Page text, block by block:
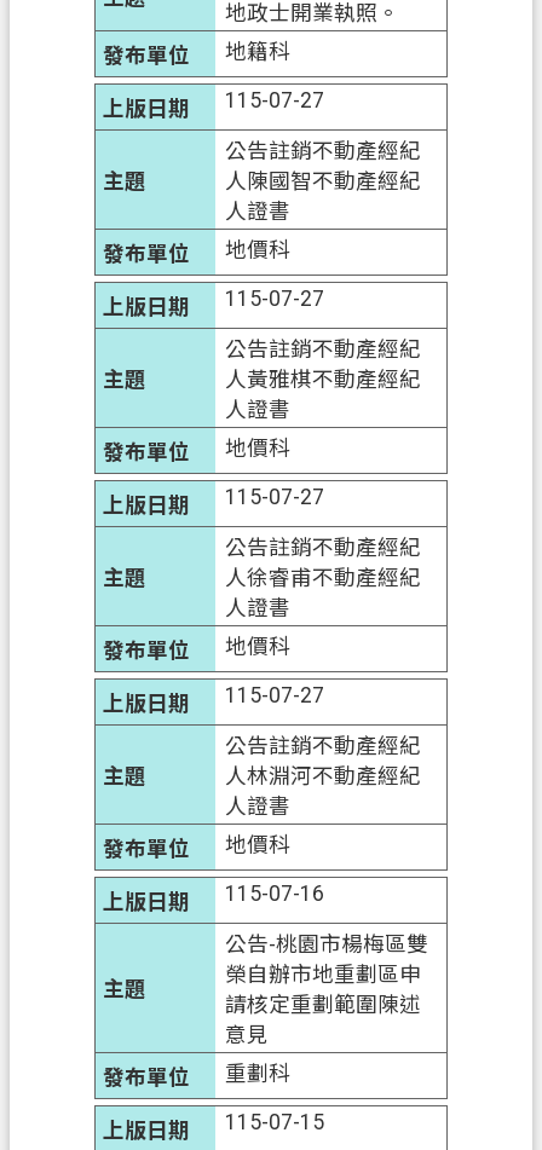
地政士開業執照。
地籍科
115-07-27
公告註銷不動產經紀
人陳國智不動產經紀
人證書
地價科
115-07-27
公告註銷不動產經紀
人黃雅棋不動產經紀
人證書
地價科
115-07-27
公告註銷不動產經紀
人徐睿甫不動產經紀
人證書
地價科
115-07-27
公告註銷不動產經紀
人林淵河不動產經紀
人證書
地價科
115-07-16
公告-桃園市楊梅區雙
榮自辦市地重劃區申
請核定重劃範圍陳述
意見
重劃科
115-07-15